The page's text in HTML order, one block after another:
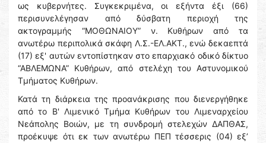
ως κυβερνήτες. Συγκεκριμένα, οι εξήντα έξι (66)
περισυνελέγησαν από δύσβατη περιοχή της
ακτογραμμής “ΜΟΘΩΝΑΙΟΥ” ν. Κυθήρων από τα
ανωτέρω περιπολικά σκάφη Λ.Σ.-ΕΛ.ΑΚΤ., ενώ δεκαεπτά
(17) εξ' αυτών εντοπίστηκαν στο επαρχιακό οδικό δίκτυο
“ΑΒΛΕΜΩΝΑ” Κυθήρων, από στελέχη του Αστυνομικού
Τμήματος Κυθήρων.
Κατά τη διάρκεια της προανάκρισης που διενεργήθηκε
από το Β' Λιμενικό Τμήμα Κυθήρων του Λιμεναρχείου
Νεάπολης Βοιών, με τη συνδρομή στελεχών ΔΑΠΘΑΣ,
προέκυψε ότι εκ των ανωτέρω ΠΕΠ τέσσερις (04) εξ’